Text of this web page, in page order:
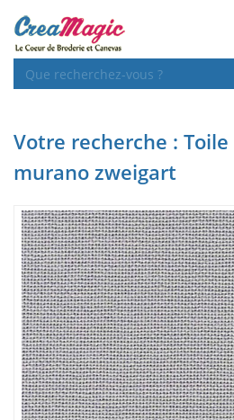
Votre recherche :
murano zweigart